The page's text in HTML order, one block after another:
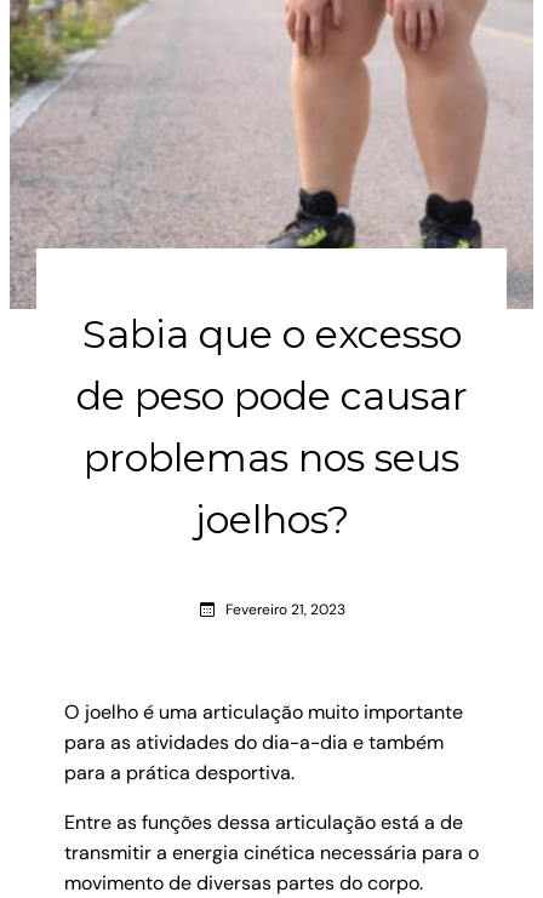
Sabia que o excesso
de peso pode causar
problemas nos seus
joelhos?
Fevereiro 21, 2023
O joelho é uma articulação muito importante
para as atividades do dia-a-dia e também
para a prática desportiva.
Entre as funções dessa articulação está a de
transmitir a energia cinética necessária para o
movimento de diversas partes do corpo.